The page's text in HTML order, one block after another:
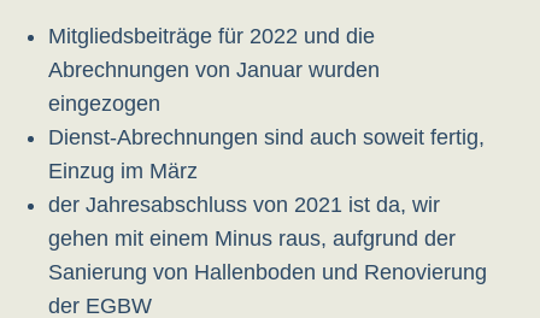
Mitgliedsbeiträge für 2022 und die
Abrechnungen von Januar wurden
eingezogen
Dienst-Abrechnungen sind auch soweit fertig,
Einzug im März
der Jahresabschluss von 2021 ist da, wir
gehen mit einem Minus raus, aufgrund der
Sanierung von Hallenboden und Renovierung
der EGBW